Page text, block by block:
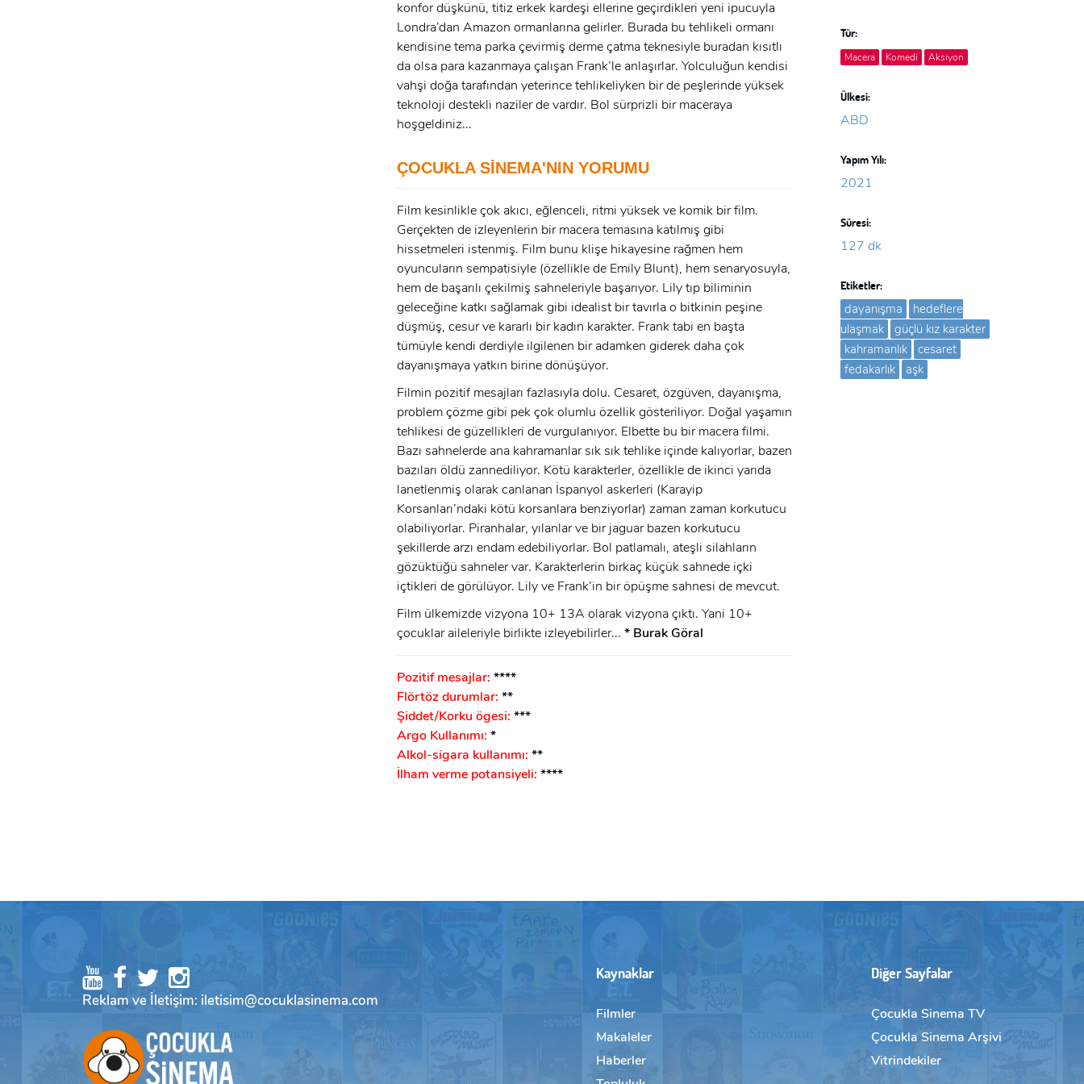
x
Şifre:
Beni Hatırla Şifremi Unuttum ?
GIRIŞ
x
ÜYE OL
E-Posta:
Şifre:
ÜYE OL
GIRIŞ
konfor düşkünü, titiz erkek kardeşi ellerine geçirdikleri yeni ipucuyla
Londra’dan Amazon ormanlarına gelirler. Burada bu tehlikeli ormanı
kendisine tema parka çevirmiş derme çatma teknesiyle buradan kısıtlı
da olsa para kazanmaya çalışan Frank’le anlaşırlar. Yolculuğun kendisi
vahşi doğa tarafından yeterince tehlikeliyken bir de peşlerinde yüksek
teknoloji destekli naziler de vardır. Bol sürprizli bir maceraya
hoşgeldiniz...
ÇOCUKLA SİNEMA'NIN YORUMU
Film kesinlikle çok akıcı, eğlenceli, ritmi yüksek ve komik bir film.
Gerçekten de izleyenlerin bir macera temasına katılmış gibi
hissetmeleri istenmiş. Film bunu klişe hikayesine rağmen hem
oyuncuların sempatisiyle (özellikle de Emily Blunt), hem senaryosuyla,
hem de başarılı çekilmiş sahneleriyle başarıyor. Lily tıp biliminin
geleceğine katkı sağlamak gibi idealist bir tavırla o bitkinin peşine
düşmüş, cesur ve kararlı bir kadın karakter. Frank tabi en başta
tümüyle kendi derdiyle ilgilenen bir adamken giderek daha çok
dayanışmaya yatkın birine dönüşüyor.
Filmin pozitif mesajları fazlasıyla dolu. Cesaret, özgüven, dayanışma,
problem çözme gibi pek çok olumlu özellik gösteriliyor. Doğal yaşamın
tehlikesi de güzellikleri de vurgulanıyor. Elbette bu bir macera filmi.
Bazı sahnelerde ana kahramanlar sık sık tehlike içinde kalıyorlar, bazen
bazıları öldü zannediliyor. Kötü karakterler, özellikle de ikinci yarıda
lanetlenmiş olarak canlanan İspanyol askerleri (Karayip
Korsanları’ndaki kötü korsanlara benziyorlar) zaman zaman korkutucu
olabiliyorlar. Piranhalar, yılanlar ve bir jaguar bazen korkutucu
şekillerde arzı endam edebiliyorlar. Bol patlamalı, ateşli silahların
gözüktüğü sahneler var. Karakterlerin birkaç küçük sahnede içki
içtikleri de görülüyor. Lily ve Frank’in bir öpüşme sahnesi de mevcut.
Film ülkemizde vizyona 10+ 13A olarak vizyona çıktı. Yani 10+
çocuklar aileleriyle birlikte izleyebilirler... * Burak Göral
Pozitif mesajlar: ****
Flörtöz durumlar: **
Şiddet/Korku ögesi: ***
Argo Kullanımı: *
Alkol-sigara kullanımı: **
İlham verme potansiyeli: ****
Tür:
Macera Komedi Aksiyon
Ülkesi:
ABD
Yapım Yılı:
2021
Süresi:
127 dk
Etiketler:
dayanışma
hedeflere
ulaşmak
güçlü kız karakter
kahramanlık
cesaret
fedakarlık
aşk
Reklam ve İletişim: iletisim@cocuklasinema.com
Kaynaklar
Filmler
Makaleler
Haberler
Diğer Sayfalar
Çocukla Sinema TV
Çocukla Sinema Arşivi
Vitrindekiler